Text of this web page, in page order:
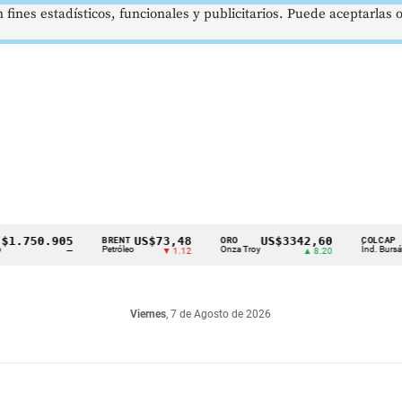
BRENT
Petróleo
US$73,48
▼ 1.12 Onza Troy
US$3342,60
▲ 8.20
COLCAP
Índ. Bursátil
Viernes, 7 de Agosto de 2026
estadísticos, funcionales y publicitarios. Puede aceptarlas